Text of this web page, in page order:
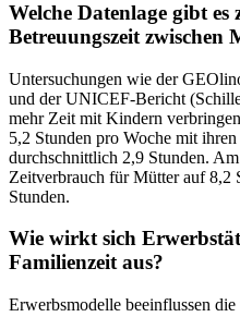
Welche Datenlage gibt
Betreuungszeit
Untersuchungen wie der
und der UNICEF-Bericht
mehr Zeit mit Kindern
5,2 Stunden pro Woche mit
durchschnittlich 2,9 Stunden.
Zeitverbrauch für Mütter auf 8,2
Stunden.
Wie wirkt sich
Familienzeit aus?
Erwerbsmodelle beeinflussen